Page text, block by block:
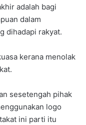
adalah bagi
dalam
dihadapi rakyat.
kerana menolak
sesetengah pihak
logo
ini parti itu